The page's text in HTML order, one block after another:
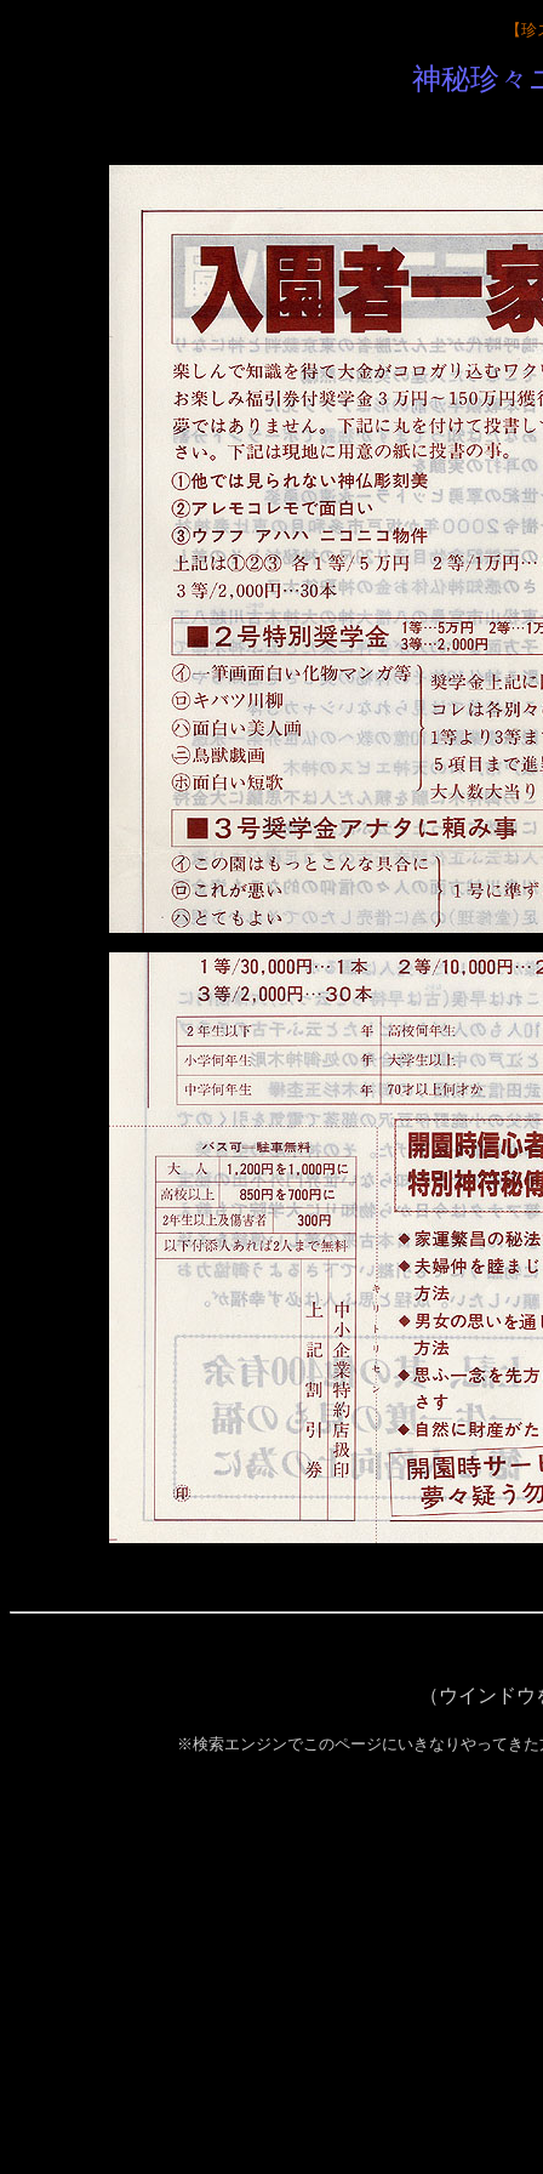
【珍
神秘珍々
（ウインド
※検索エンジンでこのページにいきなりやってきた